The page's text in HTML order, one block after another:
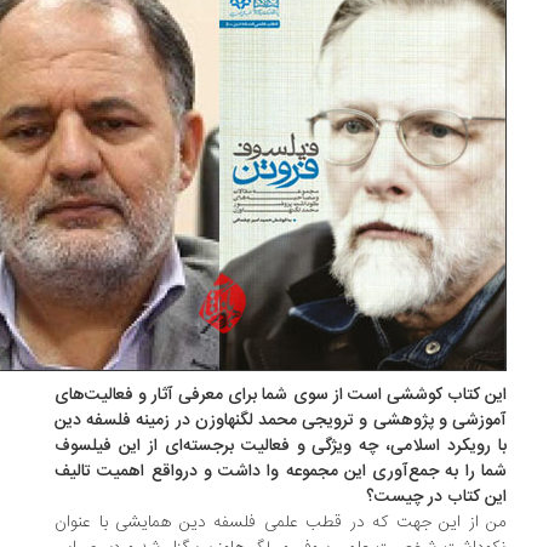
کتاب کوششی است از سوی شما برای معرفی آثار و فعالیت‌های
و پژوهشی و ترویجی محمد لگنهاوزن در زمینه فلسفه دین
رویکرد اسلامی، چه ویژگی و فعالیت برجسته‌ای از این فیلسوف
را به جمع‌آوری این مجموعه وا داشت و درواقع اهمیت تالیف
کتاب در چیست؟
از این جهت که در قطب علمی فلسفه دین همایشی با عنوان